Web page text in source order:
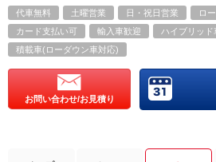
代車無料 土曜営業 日・祝日営業
ロ
カード支払い可
輸入車歓迎
ハイブリッド
積載車(ローダウン車対応)
お問い合わせ/お見積り